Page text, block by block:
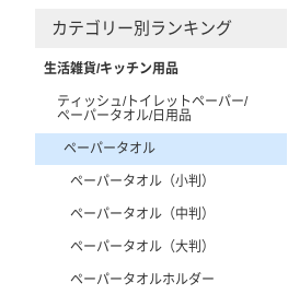
カテゴリー別ランキング
生活雑貨/キッチン用品
ティッシュ/トイレットペーパー/
ペーパータオル/日用品
ペーパータオル
ペーパータオル（小判）
ペーパータオル（中判）
ペーパータオル（大判）
ペーパータオルホルダー